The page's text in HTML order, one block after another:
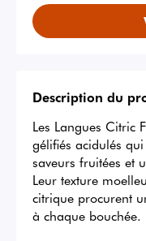
Description du
Les Langues Citric
gélifiés acidulés
saveurs fruitées et
Leur texture
citrique procurent
à chaque bouchée.